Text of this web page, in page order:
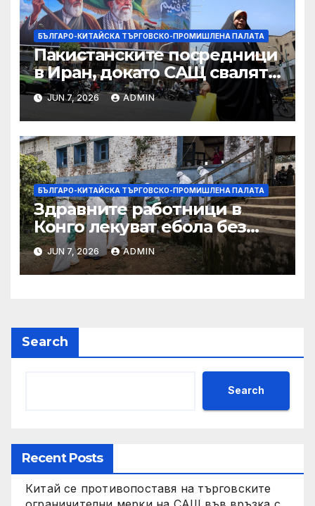
търговията
БЪЛГАРО-КИТАЙСКА ТЪРГОВСКО-ПРОМИШЛЕНА ПАЛАТА
Пакистанските посредници
в Иран, докато САЩ свалят
дронове, Ливан търси мир
JUN 7, 2026 ADMIN
БЪЛГАРО-КИТАЙСКА ТЪРГОВСКО-ПРОМИШЛЕНА ПАЛАТА
Здравните работници в
Конго лекуват ебола без
заплащане, докато СЗО
търси ресурси
JUN 7, 2026 ADMIN
Search
Search
Recent Posts
Китай се противопоставя на търговските